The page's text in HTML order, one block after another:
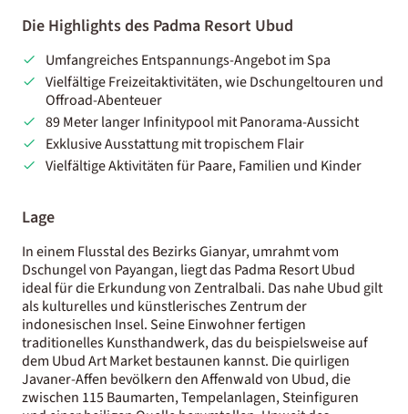
Die Highlights des Padma Resort Ubud
Umfangreiches Entspannungs-Angebot im Spa
Vielfältige Freizeitaktivitäten, wie Dschungeltouren und
Offroad-Abenteuer
89 Meter langer Infinitypool mit Panorama-Aussicht
Exklusive Ausstattung mit tropischem Flair
Vielfältige Aktivitäten für Paare, Familien und Kinder
Lage
In einem Flusstal des Bezirks Gianyar, umrahmt vom
Dschungel von Payangan, liegt das Padma Resort Ubud
ideal für die Erkundung von Zentralbali. Das nahe Ubud gilt
als kulturelles und künstlerisches Zentrum der
indonesischen Insel. Seine Einwohner fertigen
traditionelles Kunsthandwerk, das du beispielsweise auf
dem Ubud Art Market bestaunen kannst. Die quirligen
Javaner-Affen bevölkern den Affenwald von Ubud, die
zwischen 115 Baumarten, Tempelanlagen, Steinfiguren